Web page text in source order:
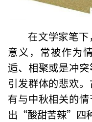
在文学家笔
意义，常被作为
逅、相聚或是冲突
引发群体的悲欢
有与中秋相关的
出“酸甜苦辣”四